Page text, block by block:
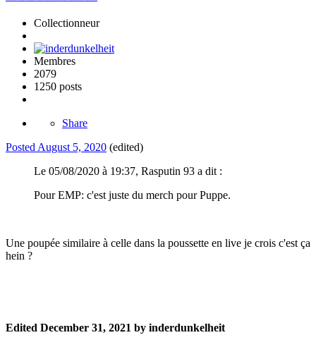
Collectionneur
Membres
2079
1250 posts
Share
Posted August 5, 2020 (edited)
Le 05/08/2020 à 19:37, Rasputin 93 a dit :
Pour EMP: c'est juste du merch pour Puppe.
Une poupée similaire à celle dans la poussette en live je crois c'est ça
hein ?
Edited December 31, 2021 by inderdunkelheit